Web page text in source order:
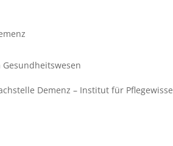
Demenz – Institut für